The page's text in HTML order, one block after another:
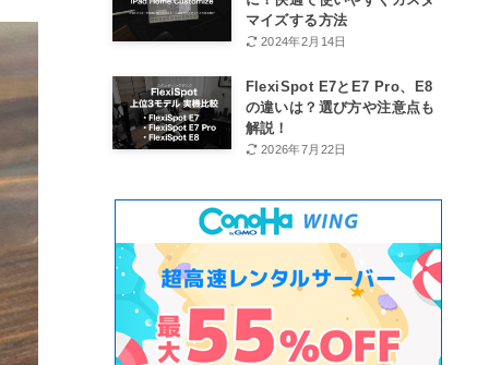
マイズする方法
2024年2月14日
FlexiSpot E7とE7 Pro、E8
の違いは？選び方や注意点も
解説！
2026年7月22日